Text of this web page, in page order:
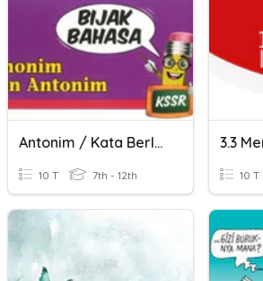
Antonim / Kata Berlawanan
10 T 7th - 12th 10 T